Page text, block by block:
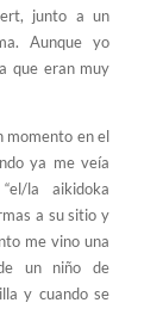
junto a un
Aunque yo
que eran muy
momento en el
ya me veía
la aikidoka
a su sitio y
me vino una
un niño de
y cuando se